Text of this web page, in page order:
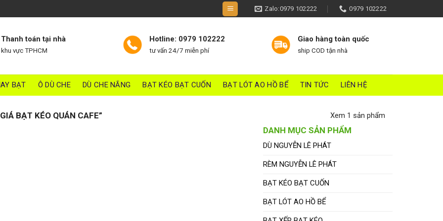
Zalo:0979 102222 0979 102222
Thanh toán tại nhà
khu vực TPHCM
Hotline: 0979 102222
tư vấn 24/7 miễn phí
Giao hàng toàn quốc
ship COD tận nhà
BẠT Ô DÙ CHE DÙ CHE NẮNG BẠT KÉO BẠT CUỐN BẠT LÓT AO HỒ BỂ TIN TỨC LIÊN HỆ
BẠT KÉO QUÁN CAFE” Xem 1 sản phẩm
DANH MỤC SẢN PHẨM
DÙ NGUYỄN LÊ PHÁT
RÈM NGUYỄN LÊ PHÁT
BẠT KÉO BẠT CUỐN
BẠT LÓT AO HỒ BỂ